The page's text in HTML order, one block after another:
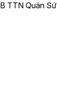
TTN Quán Sứ